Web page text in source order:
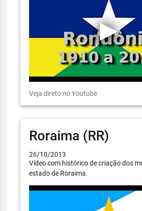
Veja direto no Youtube
Roraima (RR)
26/10/2013
Vídeo com histórico de criação dos
estado de Roraima.